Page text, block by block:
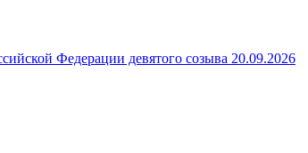
Федерации девятого созыва 20.09.2026